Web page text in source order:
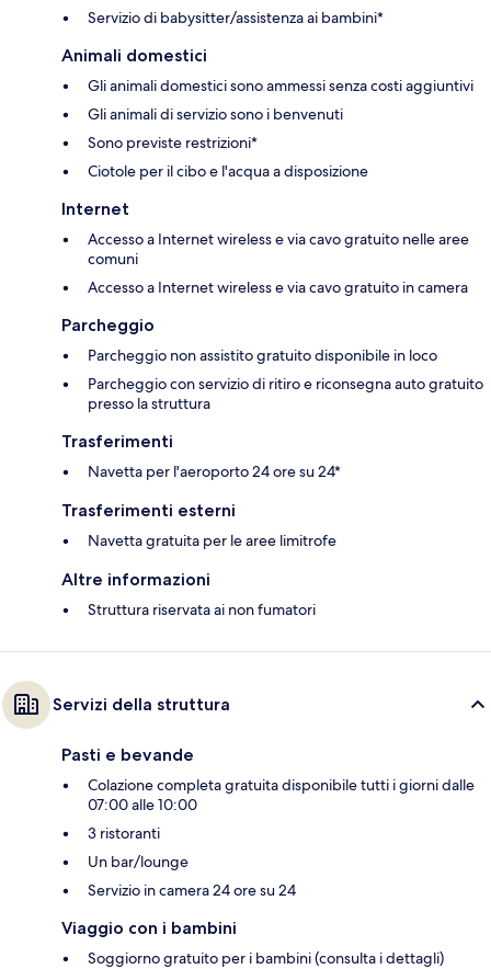
Servizio di babysitter/assistenza ai bambini*
Animali domestici
Gli animali domestici sono ammessi senza costi aggiuntivi
Gli animali di servizio sono i benvenuti
Sono previste restrizioni*
Ciotole per il cibo e l'acqua a disposizione
Internet
Accesso a Internet wireless e via cavo gratuito nelle aree
comuni
Accesso a Internet wireless e via cavo gratuito in camera
Parcheggio
Parcheggio non assistito gratuito disponibile in loco
Parcheggio con servizio di ritiro e riconsegna auto gratuito
presso la struttura
Trasferimenti
Navetta per l'aeroporto 24 ore su 24*
Trasferimenti esterni
Navetta gratuita per le aree limitrofe
Altre informazioni
Struttura riservata ai non fumatori
Servizi della struttura
Pasti e bevande
Colazione completa gratuita disponibile tutti i giorni dalle
07:00 alle 10:00
3 ristoranti
Un bar/lounge
Servizio in camera 24 ore su 24
Viaggio con i bambini
Soggiorno gratuito per i bambini (consulta i dettagli)